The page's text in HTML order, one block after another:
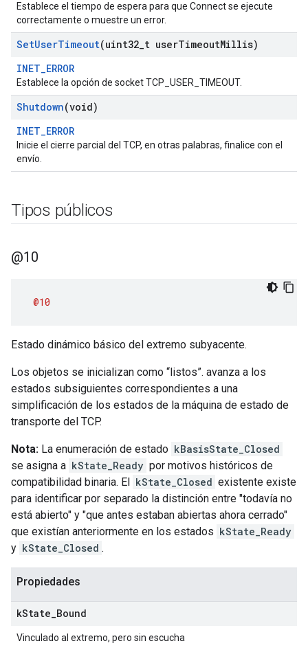
Establece el tiempo de espera para que Connect se ejecute
correctamente o muestre un error.
SetUserTimeout(uint32 t userTimeoutMillis)
INET_ERROR
Establece la opción de socket TCP_USER_TIMEOUT.
Shutdown(void)
INET_ERROR
Inicie el cierre parcial del TCP, en otras palabras, finalice con el
envío.
Tipos públicos
@10
@10
Estado dinámico básico del extremo subyacente.
Los objetos se inicializan como “listos”. avanza a los
estados subsiguientes correspondientes a una
simplificación de los estados de la máquina de estado de
transporte del TCP.
Nota: La enumeración de estado kBasisState_Closed
se asigna a kState_Ready por motivos históricos de
compatibilidad binaria. El kState_Closed existente existe
para identificar por separado la distinción entre "todavía no
está abierto" y "que antes estaban abiertas ahora cerrado"
que existían anteriormente en los estados kState_Ready
y kState_Closed .
Propiedades
kState Bound
Vinculado al extremo, pero sin escucha